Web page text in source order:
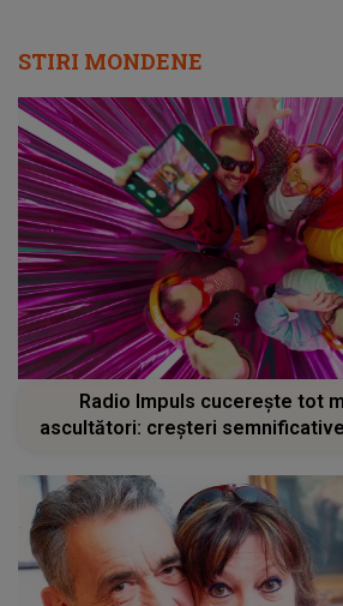
STIRI MONDENE
Radio Impuls cucerește tot
ascultători: creșteri